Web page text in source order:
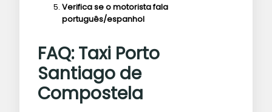
Verifica se o motorista fala
português/espanhol
FAQ: Taxi Porto
Santiago de
Compostela